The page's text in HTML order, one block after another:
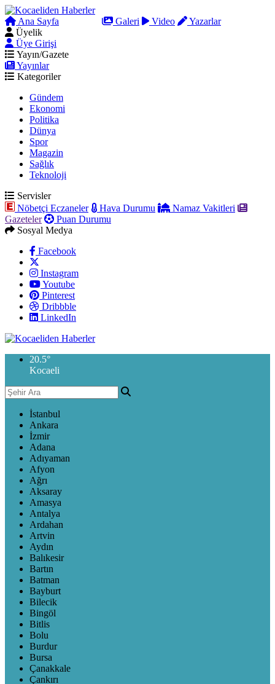
Ana Sayfa Galeri Video
Yazarlar
Üyelik
Üye Girişi
Yayın/Gazete
Yayınlar
Kategoriler
Gündem
Ekonomi
Politika
Dünya
Spor
Magazin
Sağlık
Teknoloji
Servisler
Nöbetçi Eczaneler
Hava Durumu
Namaz Vakitleri
Gazeteler
Puan Durumu
Sosyal Medya
Facebook
Instagram
Youtube
Pinterest
Dribbble
LinkedIn
20.5°
Kocaeli
İstanbul
Ankara
İzmir
Adana
Adıyaman
Afyon
Ağrı
Aksaray
Amasya
Antalya
Ardahan
Artvin
Aydın
Balıkesir
Bartın
Batman
Bayburt
Bilecik
Bingöl
Bitlis
Bolu
Burdur
Bursa
Çanakkale
Çankırı